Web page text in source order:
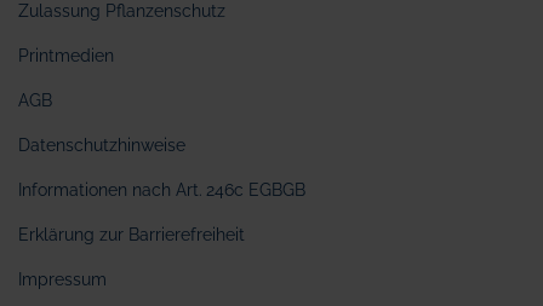
Zulassung Pflanzenschutz
Printmedien
AGB
Datenschutzhinweise
Informationen nach Art. 246c EGBGB
Erklärung zur Barrierefreiheit
Impressum